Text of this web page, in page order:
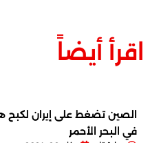
اقرأ أيضاً
الصين تضغط على إيران لكبح
في البحر الأحمر